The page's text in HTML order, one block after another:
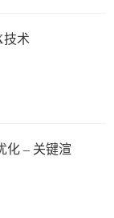
技术
化 – 关键渲